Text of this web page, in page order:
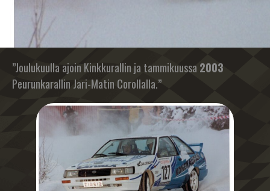
”Joulukuulla ajoin Kinkkurallin ja tammikuussa 2003
Peurunkarallin Jari-Matin Corollalla.”